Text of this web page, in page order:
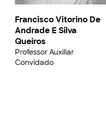
Francisco Vitorino De
Andrade E Silva
Queiros
Professor Auxiliar
Convidado